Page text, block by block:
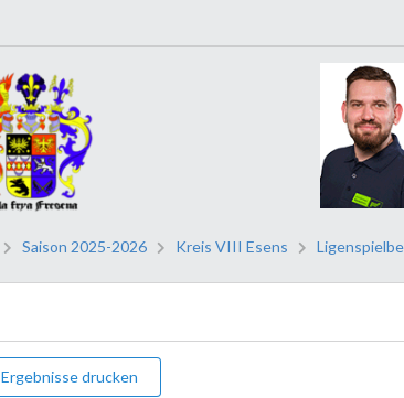
Saison 2025-2026 Kreis VIII Esens
Ergebnisse drucken